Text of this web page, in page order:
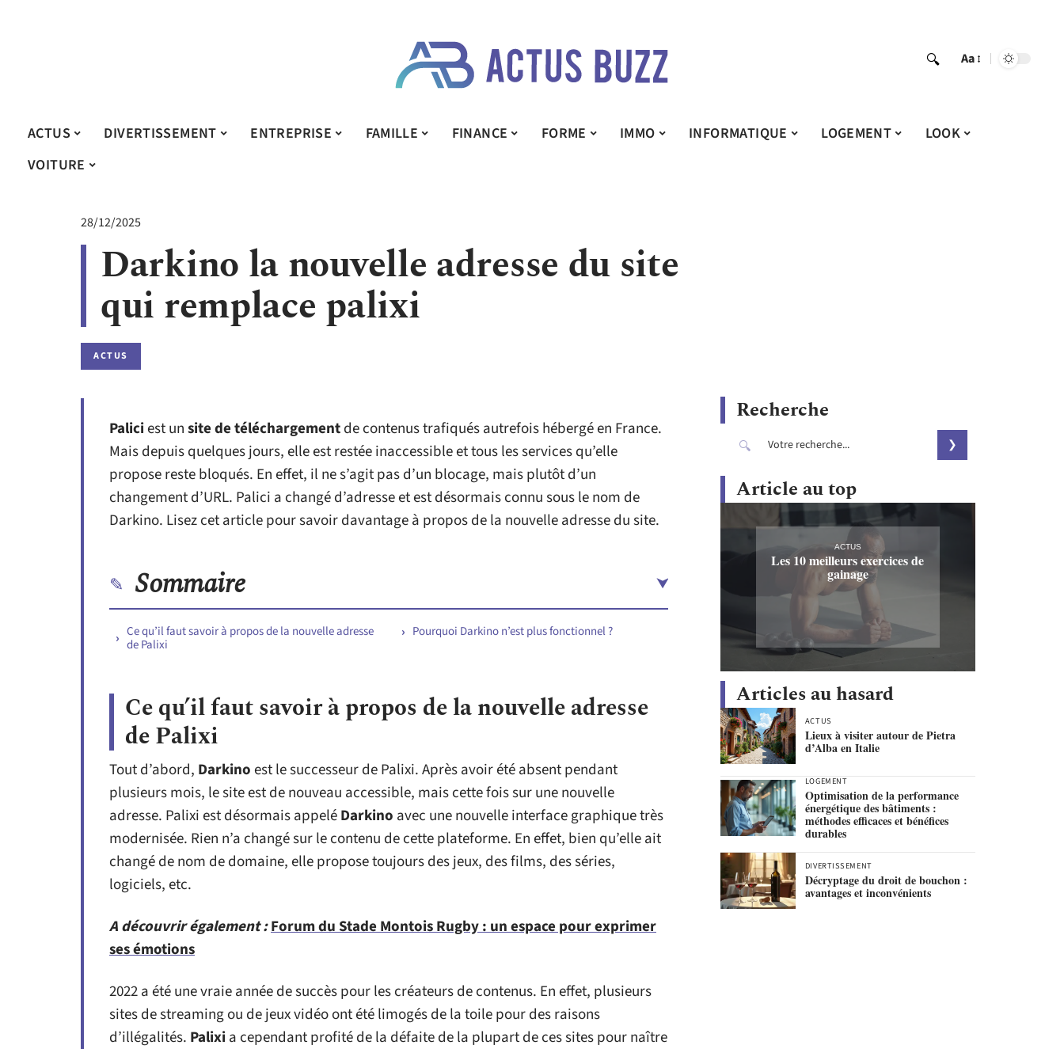
Aa
ACTUS DIVERTISSEMENT ENTREPRISE FAMILLE FINANCE FORME IMMO INFORMATIQUE LOGEMENT
LOOK
VOITURE
28/12/2025
Darkino la nouvelle adresse du site
qui remplace palixi
ACTUS
Paliciest unsite de téléchargementde contenus trafiqués autrefois hébergé en France.
Mais depuis quelques jours, elle est restée inaccessible et tous les services qu’elle
propose reste bloqués. En effet, il ne s’agit pas d’un blocage, mais plutôt d’un
changement d’URL. Palici a changé d’adresse et est désormais connu sous le nom de
Darkino. Lisez cet article pour savoir davantage à propos de la nouvelle adresse du site.
Sommaire
Ce qu’il faut savoir à propos de la nouvelle adresse
de Palixi
Pourquoi Darkino n’est plus fonctionnel ?
Ce qu’il faut savoir à propos de la nouvelle adresse
de Palixi
Tout d’abord, Darkinoest le successeur de Palixi. Après avoir été absent pendant
plusieurs mois, le site est de nouveau accessible, mais cette fois sur une nouvelle
adresse. Palixi est désormais appeléDarkino avec une nouvelle interface graphique très
modernisée. Rien n’a changé sur le contenu de cette plateforme. En effet, bien qu’elle ait
changé de nom de domaine, elle propose toujours des jeux, des films, des séries,
logiciels, etc.
A découvrir également :Forum du Stade Montois Rugby : un espace pour exprimer
ses émotions
2022 a été une vraie année de succès pour les créateurs de contenus. En effet, plusieurs
sites de streaming ou de jeux vidéo ont été limogés de la toile pour des raisons
d’illégalités. Palixia cependant profité de la défaite de la plupart de ces sites pour naître
Recherche
Article au top
ACTUS
Les 10 meilleurs exercices de
gainage
Articles au hasard
ACTUS
Lieux à visiter autour de Pietra
d’Alba en Italie
LOGEMENT
Optimisation de la performance
énergétique des bâtiments :
méthodes efficaces et bénéfices
durables
DIVERTISSEMENT
Décryptage du droit de bouchon :
avantages et inconvénients